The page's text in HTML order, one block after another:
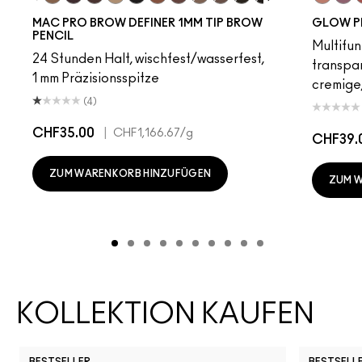
MAC PRO BROW DEFINER 1MM TIP BROW
PENCIL
24 Stunden Halt, wischfest/wasserfest,
1 mm Präzisionsspitze
(4)
CHF35.00 CHF1,166.67/g
ZUM WARENKORB HINZUFÜGEN
GLOW
ZUM
KOLLEKTION KAUFEN